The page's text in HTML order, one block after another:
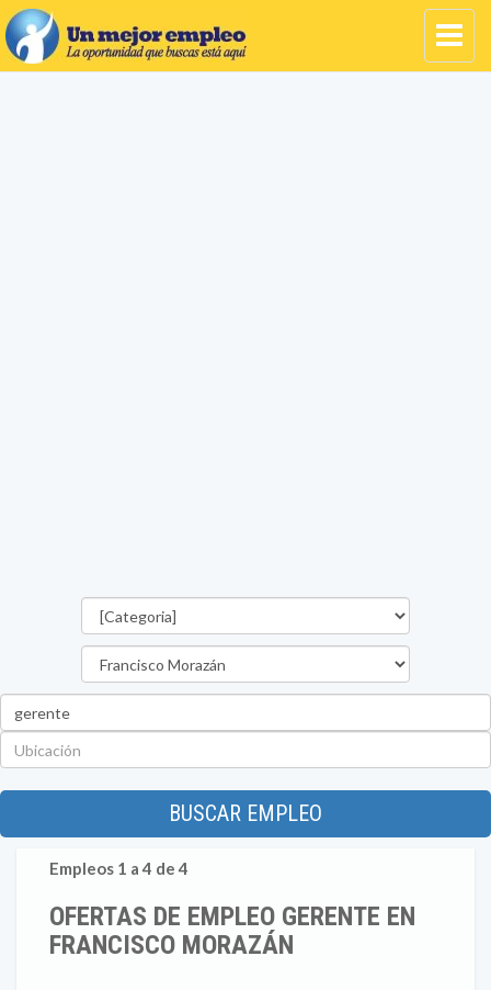
BUSCAR EMPLEO
Empleos 1 a 4 de 4
OFERTAS DE EMPLEO GERENTE EN
FRANCISCO MORAZÁN